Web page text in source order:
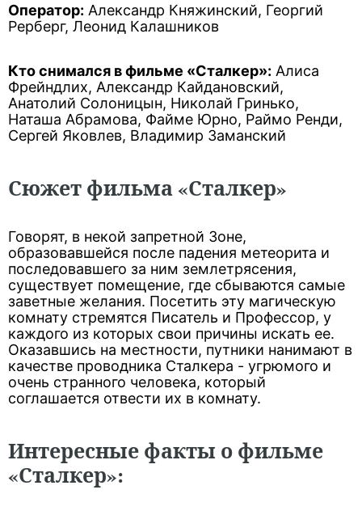
Оператор: Александр Княжинский, Георгий
Рерберг, Леонид Калашников
Кто снимался в фильме «Сталкер»: Алиса
Фрейндлих, Александр Кайдановский,
Анатолий Солоницын, Николай Гринько,
Наташа Абрамова, Файме Юрно, Раймо Ренди,
Сергей Яковлев, Владимир Заманский
Сюжет фильма «Сталкер»
Говорят, в некой запретной Зоне,
образовавшейся после падения метеорита и
последовавшего за ним землетрясения,
существует помещение, где сбываются самые
заветные желания. Посетить эту магическую
комнату стремятся Писатель и Профессор, у
каждого из которых свои причины искать ее.
Оказавшись на местности, путники нанимают в
качестве проводника Сталкера - угрюмого и
очень странного человека, который
соглашается отвести их в комнату.
Интересные факты о фильме
«Сталкер»: